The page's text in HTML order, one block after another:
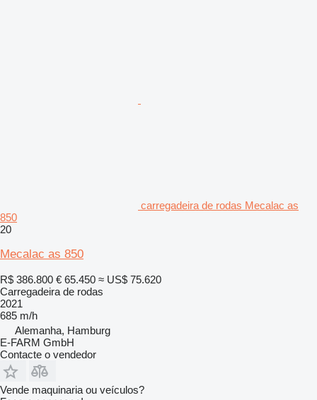
carregadeira de rodas Mecalac as
850
20
Mecalac as 850
R$ 386.800 € 65.450 ≈ US$ 75.620
Carregadeira de rodas
2021
685 m/h
Alemanha, Hamburg
E-FARM GmbH
Contacte o vendedor
Vende maquinaria ou veículos?